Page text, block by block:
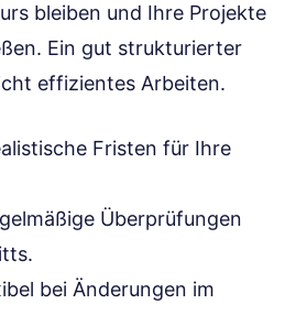
bleiben und Ihre Projekte
Ein gut strukturierter
effizientes Arbeiten.
Fristen für Ihre
Überprüfungen
bei Änderungen im